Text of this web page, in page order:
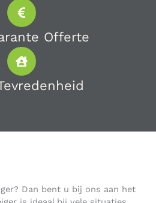
Offerte
Dan bent u bij ons aan het